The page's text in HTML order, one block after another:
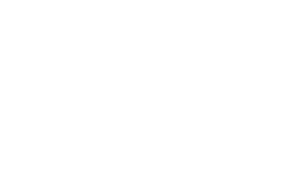
Maak Kennis Met de